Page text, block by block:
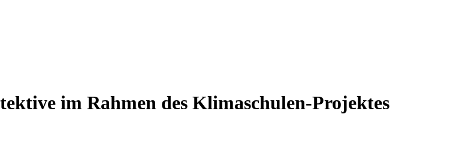
im Rahmen des Klimaschulen-Projektes